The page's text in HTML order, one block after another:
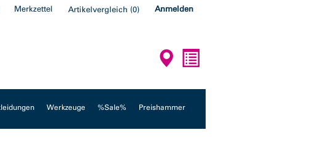
Merkzettel Artikelvergleich (0) Anmelden
Werkzeuge %Sale% Preishammer